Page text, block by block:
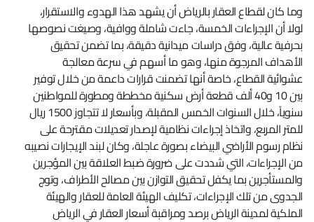
وما كان لقطاع العقار بالرياض أن يشهد هذا الهدوء والاستقرار،
لولا أن الإجراءات الخمسة، جاءت شاملة ووافية، وصيغت نصوصها
بحرفية عالية، وفق دراسات ميدانية دقيقة، بما تضمن تحقيق
الأهداف المرجوة منها، وهو ما أسهم في سرعة معالجة
عشوائية القطاع، خاصة أنها تضمنت قرارات داعمة من خلال توفير
بين 10 و40 ألف قطعة أرض سكنية مخططة ومطورة للمواطنين
سنوياً، خلال السنوات الخمس المقبلة، وبأسعار لا تتجاوز 1500 ريال
للمتر المربع، واتخاذ إجراءات نظامية لإصدار تعديلات مقترحة على
نظام رسوم الأراضي البيضاء بصورة عاجلة، وكان لبند الإيجارات نصيبه
من الإجراءات، التي شددت على ضرورة ضبط العلاقة بين المؤجرين
والمستأجرين بما يكفل تحقيق التوازن بين مصالح الأطراف، وتوج
الجدوى من تلك الإجراءات، تكليف الهيئة العامة للعقار والهيئة
الملكية لمدينة الرياض برصد ومراقبة أسعار العقار في الرياض